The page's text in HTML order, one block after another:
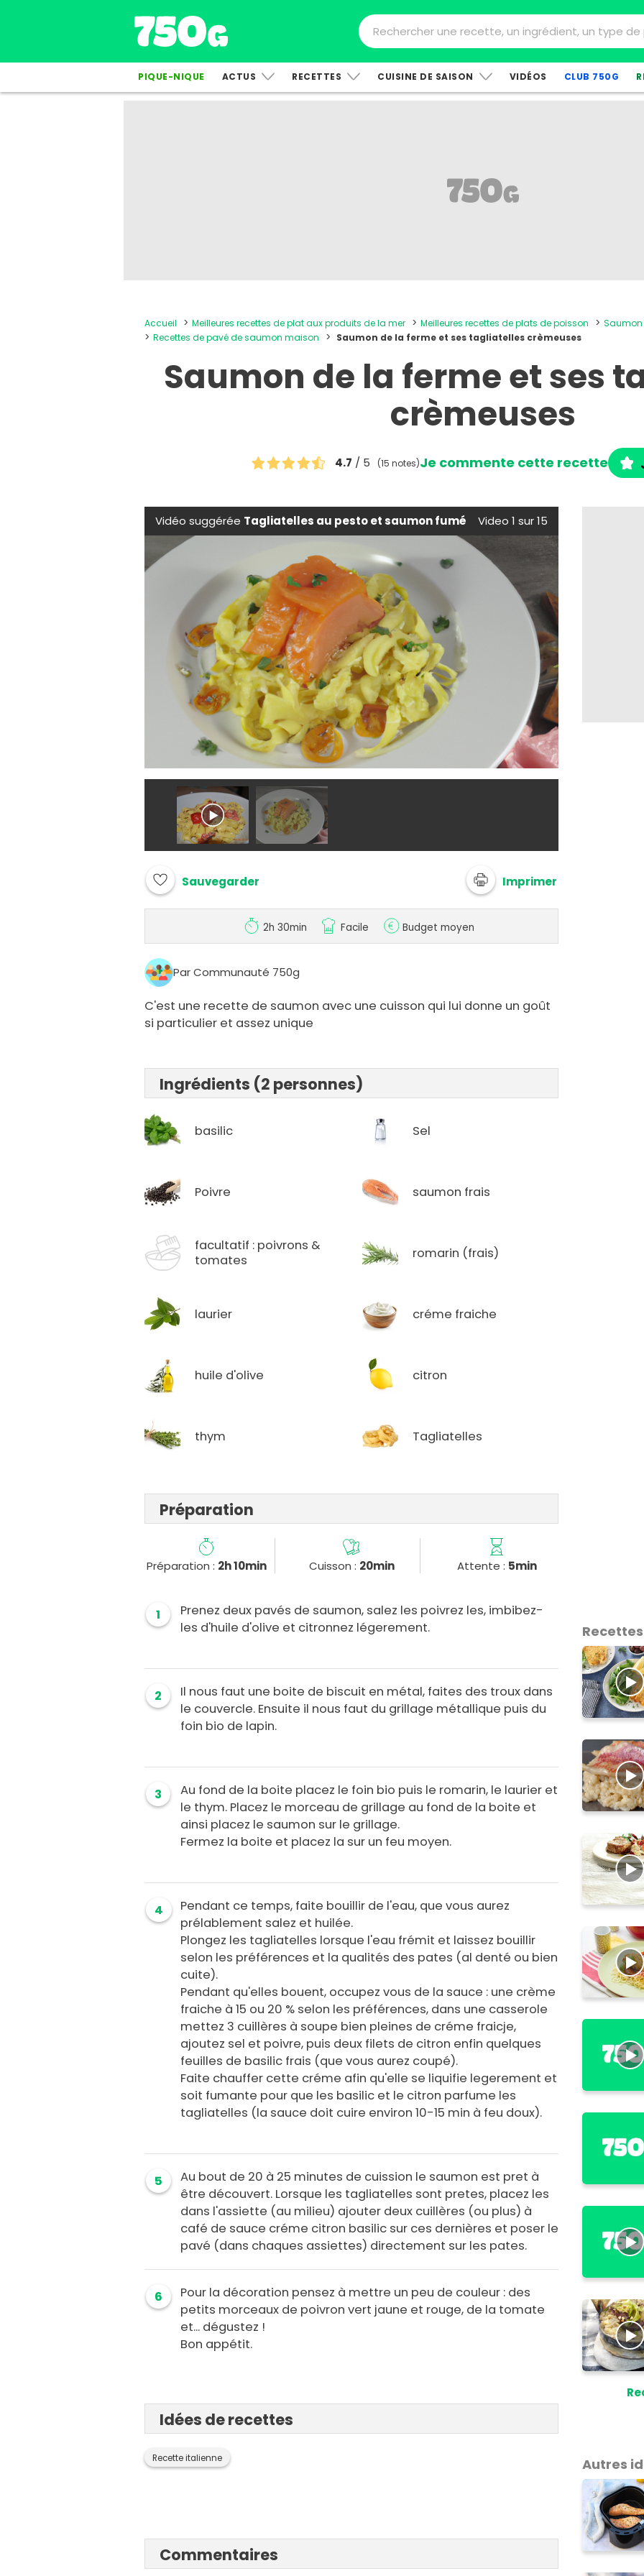
PIQUE-NIQUE ACTUS RECETTES CUISINE DE SAISON VIDÉOS CLUB 750G
Accueil Meilleures recettes de plat aux produits de la mer Meilleures recettes de plats de poisson
Recettes de pavé de saumon maison
Saumon de la ferme et ses tagliatelles crèmeuses
Saumon de la ferme et ses
crèmeuses
4.7 / 5 (15 notes)Je commente cette recette
Vidéo suggérée Tagliatelles au pesto et saumon fumé Video 1 sur 15
Sauvegarder Imprimer
2h 30min Facile Budget moyen
Par Communauté 750g
C'est une recette de saumon avec une cuisson qui lui donne un goût
si particulier et assez unique
Ingrédients (2 personnes)
basilic Sel
Poivre saumon frais
facultatif : poivrons &
tomates
romarin (frais)
laurier créme fraiche
huile d'olive citron
thym Tagliatelles
Préparation
Préparation : 2h 10min Cuisson : 20min Attente : 5min
1
Prenez deux pavés de saumon, salez les poivrez les, imbibez-
les d'huile d'olive et citronnez légerement.
2
Il nous faut une boite de biscuit en métal, faites des troux dans
le couvercle. Ensuite il nous faut du grillage métallique puis du
foin bio de lapin.
3
Au fond de la boite placez le foin bio puis le romarin, le laurier et
le thym. Placez le morceau de grillage au fond de la boite et
ainsi placez le saumon sur le grillage.
Fermez la boite et placez la sur un feu moyen.
4
Pendant ce temps, faite bouillir de l'eau, que vous aurez
prélablement salez et huilée.
Plongez les tagliatelles lorsque l'eau frémit et laissez bouillir
selon les préférences et la qualités des pates (al denté ou bien
cuite).
Pendant qu'elles bouent, occupez vous de la sauce : une crème
fraiche à 15 ou 20 % selon les préférences, dans une casserole
mettez 3 cuillères à soupe bien pleines de créme fraicje,
ajoutez sel et poivre, puis deux filets de citron enfin quelques
feuilles de basilic frais (que vous aurez coupé).
Faite chauffer cette créme afin qu'elle se liquifie legerement et
soit fumante pour que les basilic et le citron parfume les
tagliatelles (la sauce doit cuire environ 10-15 min à feu doux).
5
Au bout de 20 à 25 minutes de cuission le saumon est pret à
être découvert. Lorsque les tagliatelles sont pretes, placez les
dans l'assiette (au milieu) ajouter deux cuillères (ou plus) à
café de sauce créme citron basilic sur ces dernières et poser le
pavé (dans chaques assiettes) directement sur les pates.
6
Pour la décoration pensez à mettre un peu de couleur : des
petits morceaux de poivron vert jaune et rouge, de la tomate
et... dégustez !
Bon appétit.
Idées de recettes
Recette italienne
Commentaires
Autres